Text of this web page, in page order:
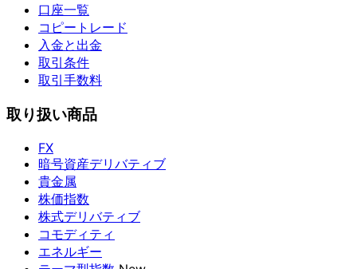
口座一覧
コピートレード
入金と出金
取引条件
取引手数料
取り扱い商品
FX
暗号資産デリバティブ
貴金属
株価指数
株式デリバティブ
コモディティ
エネルギー